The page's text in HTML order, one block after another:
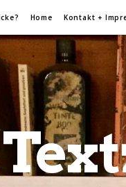
Home Kontakt +